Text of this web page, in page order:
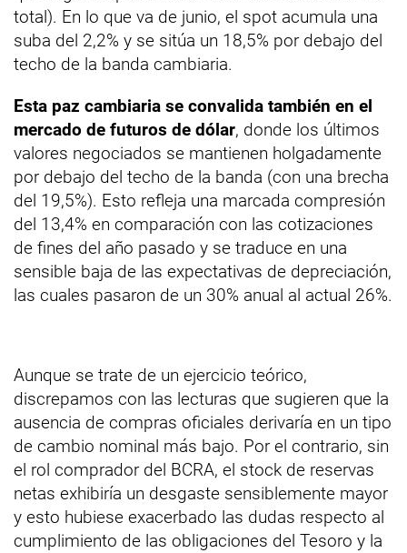
total). En lo que va de junio, el spot acumula una
suba del 2,2% y se sitúa un 18,5% por debajo del
techo de la banda cambiaria.
Esta paz cambiaria se convalida también en el
mercado de futuros de dólar, donde los últimos
valores negociados se mantienen holgadamente
por debajo del techo de la banda (con una brecha
del 19,5%). Esto refleja una marcada compresión
del 13,4% en comparación con las cotizaciones
de fines del año pasado y se traduce en una
sensible baja de las expectativas de depreciación,
las cuales pasaron de un 30% anual al actual 26%.
Aunque se trate de un ejercicio teórico,
discrepamos con las lecturas que sugieren que la
ausencia de compras oficiales derivaría en un tipo
de cambio nominal más bajo. Por el contrario, sin
el rol comprador del BCRA, el stock de reservas
netas exhibiría un desgaste sensiblemente mayor
y esto hubiese exacerbado las dudas respecto al
cumplimiento de las obligaciones del Tesoro y la